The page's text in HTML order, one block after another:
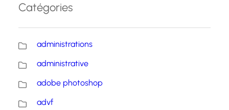
Catégories
administrations
administrative
adobe photoshop
advf